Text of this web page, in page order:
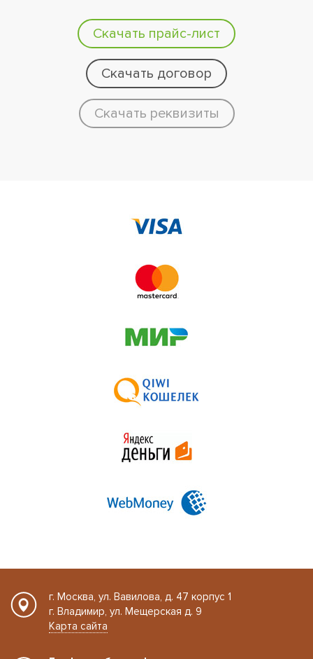
Скачать прайс-лист
Скачать договор
Скачать реквизиты
г. Москва, ул. Вавилова, д. 47 корпус 1
г. Владимир, ул. Мещерская д. 9
Карта сайта